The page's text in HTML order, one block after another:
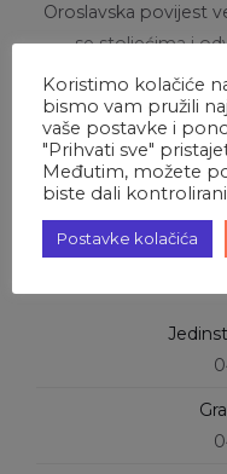
Oroslavska povijest
se stoljećima i
drustveni, kulturni,
poznatim podacima
kraj donijeli tenis,
Koristimo kolačiće
bismo vam pružili
vaše postavke i
"Prihvati sve"
Međutim, možete
biste dali
Postavke kolačića